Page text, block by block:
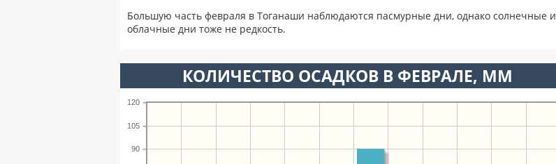
Большую часть февраля в Тоганаши наблюдаются пасмурные дни, однако солнечные и
облачные дни тоже не редкость.
КОЛИЧЕСТВО ОСАДКОВ В ФЕВРАЛЕ, ММ
90
105
120